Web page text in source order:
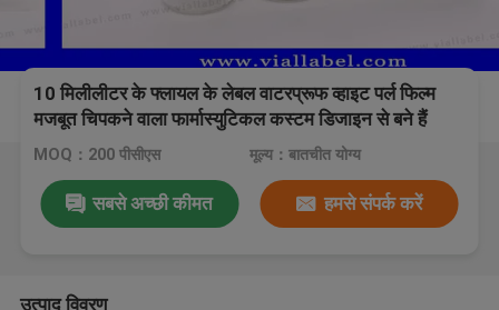
10 मिलीलीटर के फ्लायल के लेबल वाटरप्रूफ व्हाइट पर्ल फिल्म
मजबूत चिपकने वाला फार्मास्युटिकल कस्टम डिजाइन से बने हैं
MOQ：200 पीसीएस मूल्य：बातचीत योग्य
सबसे अच्छी कीमत हमसे संपर्क करें
उत्पाद विवरण